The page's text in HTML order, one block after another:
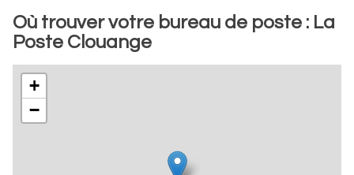
Où trouver votre bureau de poste : La
Poste Clouange
+
−